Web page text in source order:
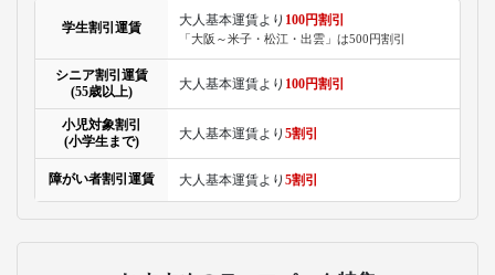
学生割引運賃
大人基本運賃より 100円割引
「大阪～米子・松江・出雲」は500円割引
シニア割引運賃
(55歳以上)
大人基本運賃より 100円割引
小児対象割引
(小学生まで)
大人基本運賃より 5割引
障がい者割引運賃 大人基本運賃より 5割引